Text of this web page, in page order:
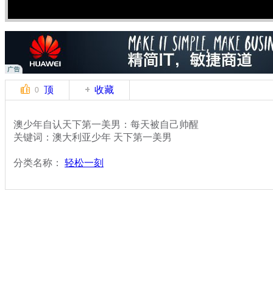
0 顶 收藏
澳少年自认天下第一美男：每天被自己帅醒
关键词：澳大利亚少年 天下第一美男
分类名称： 轻松一刻